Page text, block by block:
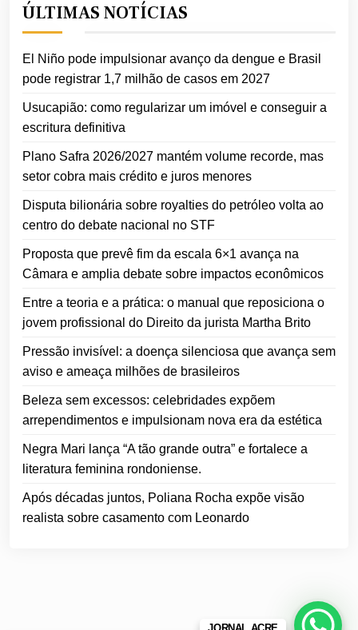
ÚLTIMAS NOTÍCIAS
El Niño pode impulsionar avanço da dengue e Brasil
pode registrar 1,7 milhão de casos em 2027
Usucapião: como regularizar um imóvel e conseguir a
escritura definitiva
Plano Safra 2026/2027 mantém volume recorde, mas
setor cobra mais crédito e juros menores
Disputa bilionária sobre royalties do petróleo volta ao
centro do debate nacional no STF
Proposta que prevê fim da escala 6×1 avança na
Câmara e amplia debate sobre impactos econômicos
Entre a teoria e a prática: o manual que reposiciona o
jovem profissional do Direito da jurista Martha Brito
Pressão invisível: a doença silenciosa que avança sem
aviso e ameaça milhões de brasileiros
Beleza sem excessos: celebridades expõem
arrependimentos e impulsionam nova era da estética
Negra Mari lança “A tão grande outra” e fortalece a
literatura feminina rondoniense.
Após décadas juntos, Poliana Rocha expõe visão
realista sobre casamento com Leonardo